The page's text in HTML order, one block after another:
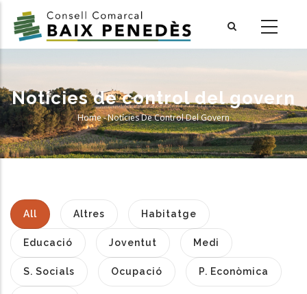
main
Notícies de control del govern
Breadcrumb
Home-Notícies De Control Del Govern
All Altres Habitatge
Educació Joventut Medi
S. Socials Ocupació P. Econòmica